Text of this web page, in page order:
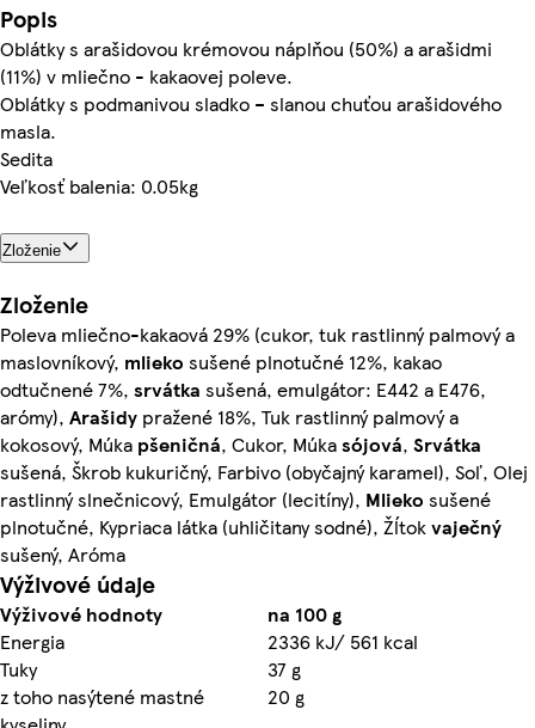
Popis
Oblátky s arašidovou krémovou náplňou (50%) a arašidmi
(11%) v mliečno - kakaovej poleve.
Oblátky s podmanivou sladko – slanou chuťou arašidového
masla.
Sedita
Veľkosť balenia: 0.05kg
Zloženie
Zloženie
Poleva mliečno-kakaová 29% (cukor, tuk rastlinný palmový a
maslovníkový, mlieko sušené plnotučné 12%, kakao
odtučnené 7%, srvátka sušená, emulgátor: E442 a E476,
arómy), Arašidy pražené 18%, Tuk rastlinný palmový a
kokosový, Múka pšeničná, Cukor, Múkasójová, Srvátka
sušená, Škrob kukuričný, Farbivo (obyčajný karamel), Soľ, Olej
rastlinný slnečnicový, Emulgátor (lecitíny), Mlieko sušené
plnotučné, Kypriaca látka (uhličitany sodné), Žĺtokvaječný
sušený, Aróma
Výživové údaje
Výživové hodnoty
na 100 g
Energia
2336 kJ/ 561 kcal
Tuky
37 g
z toho nasýtené mastné
20 g